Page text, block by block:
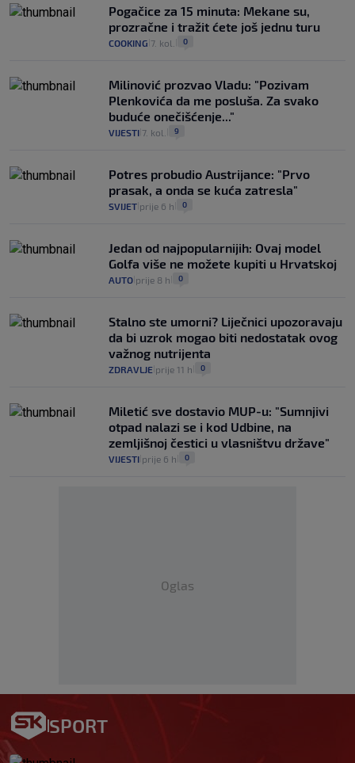
Pogačice za 15 minuta: Mekane su,
prozračne i tražit ćete još jednu turu
COOKING 7. kol. 0
Milinović prozvao Vladu: "Pozivam
Plenkovića da me posluša. Za svako
buduće onečišćenje..."
VIJESTI 7. kol. 9
Potres probudio Austrijance: "Prvo
prasak, a onda se kuća zatresla"
SVIJET prije 6 h 0
Jedan od najpopularnijih: Ovaj model
Golfa više ne možete kupiti u Hrvatskoj
AUTO prije 8 h 0
Stalno ste umorni? Liječnici upozoravaju
da bi uzrok mogao biti nedostatak ovog
važnog nutrijenta
ZDRAVLJE prije 11 h 0
Miletić sve dostavio MUP-u: "Sumnjivi
otpad nalazi se i kod Udbine, na
zemljišnoj čestici u vlasništvu države"
VIJESTI prije 6 h 0
Oglas
SPORT